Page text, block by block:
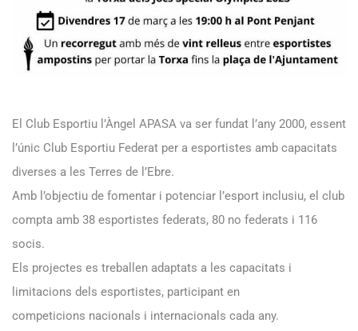
El Club Esportiu l’Àngel APASA va ser fundat l’any 2000, essent
l’únic Club Esportiu Federat per a esportistes amb capacitats
diverses a les Terres de l’Ebre.
Amb l’objectiu de fomentar i potenciar l’esport inclusiu, el club
compta amb 38 esportistes federats, 80 no federats i 116
socis.
Els projectes es treballen adaptats a les capacitats i
limitacions dels esportistes, participant en
competicions nacionals i internacionals cada any.